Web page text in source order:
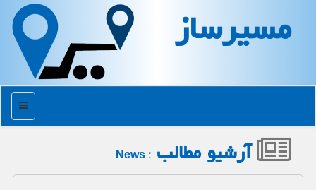
مسیرساز
منو
آرشیو مطالب : News